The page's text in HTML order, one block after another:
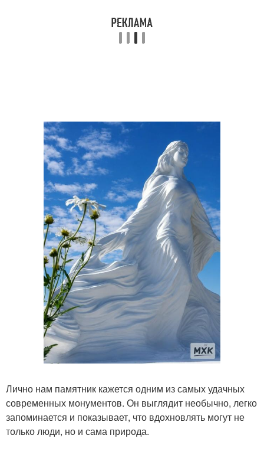
Лично нам памятник кажется одним из самых удачных
современных монументов. Он выглядит необычно, легко
запоминается и показывает, что вдохновлять могут не
только люди, но и сама природа.